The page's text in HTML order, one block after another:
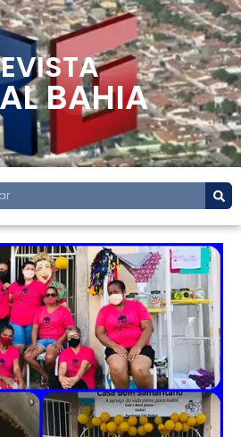
BAHIA